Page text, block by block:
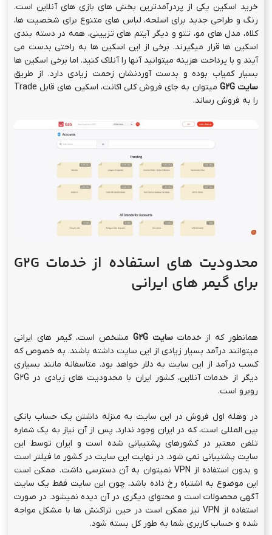
خرید اسکین یکی از پردرآمدترین بخش های بازی های آنلاین است.
رنگ و طراحی جدید برای اسلحه، لباس های متنوع برای شخصیت ها،
کلاه، مدل های مو، تتو و دیگر آیتم های تزیینی، همه در دسته بندی
اسکین ها قرار میگیرند. برخی از این اسکین ها به راحتی بدست می
آیند و با پرداخت هزینه میتوانید آنها را آنلاک کنید. اما برخی اسکین ها
بسیار کمیاب بوده و بدست آوردنشان زحمت زیادی دارد. از طریق
سایتG2G
میتوان به جای فروش کلی اکانت، اسکین های قابل Trade
را به فروش رساند.
محدودیت های استفاده از خدمات G2G
برای گیمر های ایرانی
همانطور که از خدماتسایت G2G مشخص است، گیمر های ایرانی
میتوانند درآمد بسیار زیادی از این سایت داشته باشند. به خصوص که
کسب درآمد از این سایت به دلار خواهد بود. متاسفانه مانند بسیاری
دیگر از خدمات آنلاین، کشور ایران با محدودیت های زیادی در G2G
روبرو است.
در وهله اول فروش در این سایت به منزله داشتن یک حساب بانکی
بین المللی است، که در ایران وجود ندارد. پس از آن نیاز به یک شماره
تلفن معتبر در کشورهای پشتیبانی شده است و ایران توسط این
سایت پشتیبانی نمی شود. در نهایت این سایت در کشور ما فیلتر است
و بدون استفاده از VPN نمیتوان به آن دسترسی داشت. ممکن است
این موضوع به اشتباه رخ داده باشد، چون این سایت فقط یک سایت
آگهی محصولات است و محتوای دیگری در آن دیده نمیشود. در صورت
استفاده از VPN نیز ممکن است در حین تراکنش ها با مشکل مواجه
شده و حساب کاربری شما به طور کل بسته شود.